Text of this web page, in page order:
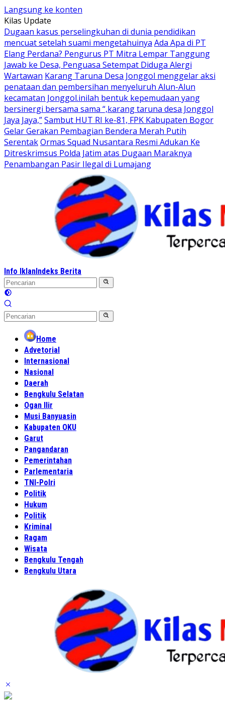
Langsung ke konten
Kilas Update
Dugaan kasus perselingkuhan di dunia pendidikan
mencuat setelah suami mengetahuinya Ada Apa di PT
Elang Perdana? Pengurus PT Mitra Lempar Tanggung
Jawab ke Desa, Penguasa Setempat Diduga Alergi
Wartawan Karang Taruna Desa Jonggol menggelar aksi
penataan dan pembersihan menyeluruh Alun-Alun
kecamatan Jonggol.inilah bentuk kepemudaan yang
bersinergi bersama sama “,karang taruna desa Jonggol
Jaya Jaya,”Sambut HUT RI ke-81, FPK Kabupaten Bogor
Gelar Gerakan Pembagian Bendera Merah Putih
SerentakOrmas Squad Nusantara Resmi Adukan Ke
Ditreskrimsus Polda Jatim atas Dugaan Maraknya
Penambangan Pasir Ilegal di Lumajang
Info IklanIndeks Berita
Home
Advetorial
Internasional
Nasional
Daerah
Bengkulu Selatan
Ogan Ilir
Musi Banyuasin
Kabupaten OKU
Garut
Pangandaran
Pemerintahan
Parlementaria
TNI-Polri
Politik
Hukum
Politik
Kriminal
Ragam
Wisata
Bengkulu Tengah
Bengkulu Utara